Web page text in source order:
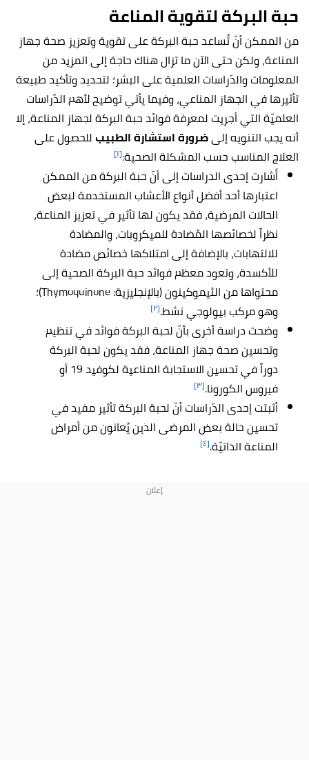
حبة البركة لتقوية المناعة
من الممكن أنّ تُساعد حبة البركة على تقوية وتعزيز صحة جهاز
المناعة، ولكن حتى الآن ما تزال هناك حاجة إلى المزيد من
المعلومات والدّراسات العلمية على البشر؛ لتحديد وتأكيد طبيعة
تأثيرها في الجهاز المناعي، وفيما يأتي توضيح لأهم الدّراسات
العلميّة التي أجريت لمعرفة فوائد حبة البركة لجهاز المناعة، إلا
أنه يجب التنويه إلىضرورة استشارة الطبيب للحصول على
العلاج المناسب حسب المشكلة الصحية:[١]
أَشارت إحدى الدراسات إلى أنّ حبة البركة من الممكن
اعتبارها أحد أفضل أنواع الأعشاب المستخدمة لبعض
الحالات المرضية، فقد يكون لها تأثير في تعزيز المناعة،
نظراً لخصائصها المُضادة للميكروبات، والمضادة
للالتهابات، بالإضافة إلى امتلاكها خصائص مضادة
للأكسدة، وتعود معظم فوائد حبة البركة الصحية إلى
محتواها من الثيموكينون (بالإنجليزية: Thymoquinone)؛
وهو مركب بيولوجي نشط.[٢]
وضحت دراسة أخرى بأنّ لحبة البركة فوائد في تنظيم
وتحسين صحة جهاز المناعة، فقد يكون لحبة البركة
دوراً في تحسين الاستجابة المناعية لكوفيد 19 أو
فيروس الكورونا.[٣]
أثبتت إحدى الدّراسات أنّ لحبة البركة تأثير مفيد في
تحسين حالة بعض المرضى الذين يُعانون من أمراض
المناعة الذاتيّة.[٤]